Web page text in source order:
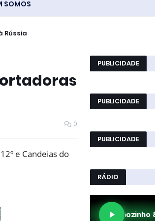
SOMOS
Rússia
0
e Candeias do
PUBLICIDADE
PUBLICIDADE
PUBLICIDADE
RÁDIO